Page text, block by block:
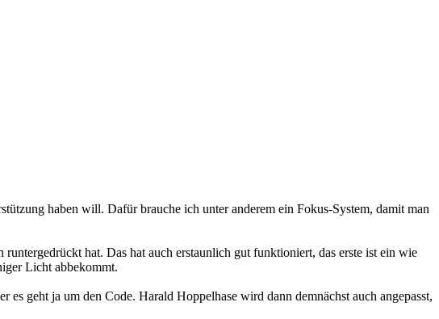
haben will. Dafür brauche ich unter anderem ein Fokus-System, damit man
hat. Das hat auch erstaunlich gut funktioniert, das erste ist ein wie
Licht abbekommt.
geht ja um den Code. Harald Hoppelhase wird dann demnächst auch angepasst,